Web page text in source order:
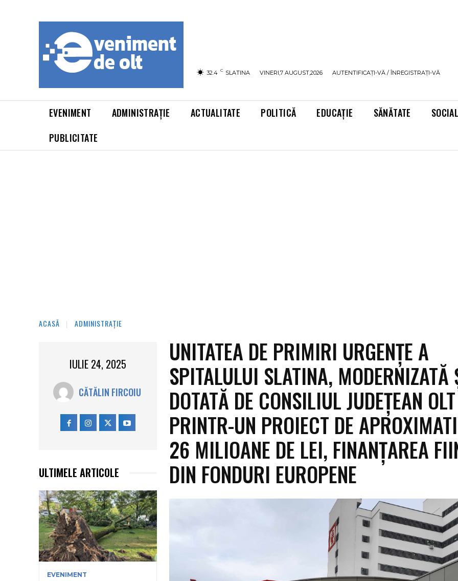
32.4 C SLATINA VINERI,7 AUGUST,2026 AUTENTIFICAȚI-VĂ / ÎNREGISTRAȚI-VĂ
EVENIMENT ADMINISTRAȚIE ACTUALITATE POLITICĂ EDUCAȚIE SĂNĂTATE SOCIAL
PUBLICITATE
ACASĂ ADMINISTRAȚIE
IULIE 24, 2025
CĂTĂLIN FIRCOIU
ULTIMELE ARTICOLE
EVENIMENT
UNITATEA DE PRIMIRI URGENȚE A
SPITALULUI SLATINA, MODERNIZATĂ
DOTATĂ DE CONSILIUL JUDEȚEAN OLT
PRINTR-UN PROIECT DE
26 MILIOANE DE LEI, FINANȚAREA
DIN FONDURI EUROPENE